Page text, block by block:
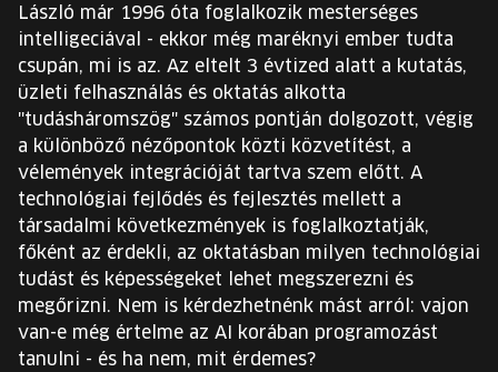
language:
EN
László már 1996 óta foglalkozik mesterséges
intelligeciával - ekkor még maréknyi ember tudta
csupán, mi is az. Az eltelt 3 évtized alatt a kutatás,
üzleti felhasználás és oktatás alkotta
"tudásháromszög" számos pontján dolgozott, végig
a különböző nézőpontok közti közvetítést, a
vélemények integrációját tartva szem előtt. A
technológiai fejlődés és fejlesztés mellett a
társadalmi következmények is foglalkoztatják,
főként az érdekli, az oktatásban milyen technológiai
tudást és képességeket lehet megszerezni és
megőrizni. Nem is kérdezhetnénk mást arról: vajon
van-e még értelme az AI korában programozást
tanulni - és ha nem, mit érdemes?